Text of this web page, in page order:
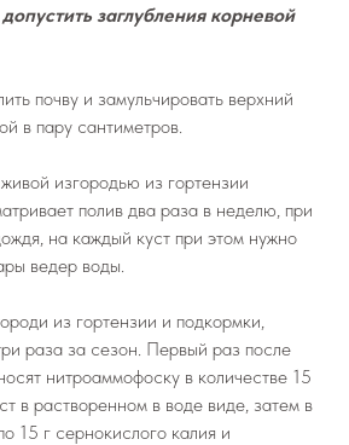
заглубления корневой
почву и замульчировать верхний
в пару сантиметров.
изгородью из гортензии
полив два раза в неделю, при
на каждый куст при этом нужно
ведер воды.
из гортензии и подкормки,
раза за сезон. Первый раз после
нитроаммофоску в количестве 15
в растворенном в воде виде, затем в
15 г сернокислого калия и